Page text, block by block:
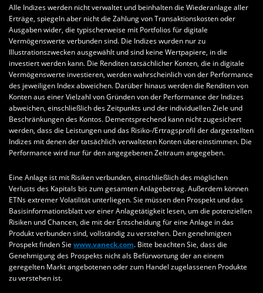
Alle Indizes werden nicht verwaltet und beinhalten die Wiederanlage aller
Erträge, spiegeln aber nicht die Zahlung von Transaktionskosten oder
Ausgaben wider, die typischerweise mit Portfolios für digitale
Vermögenswerte verbunden sind. Die Indizes wurden nur zu
Illustrationszwecken ausgewählt und sind keine Wertpapiere, in die
investiert werden kann. Die Renditen tatsächlicher Konten, die in digitale
Vermögenswerte investieren, werden wahrscheinlich von der Performance
des jeweiligen Index abweichen. Darüber hinaus werden die Renditen von
Konten aus einer Vielzahl von Gründen von der Performance der Indizes
abweichen, einschließlich des Zeitpunkts und der individuellen Ziele und
Beschränkungen des Kontos. Dementsprechend kann nicht zugesichert
werden, dass die Leistungen und das Risiko-/Ertragsprofil der dargestellten
Indizes mit denen der tatsächlich verwalteten Konten übereinstimmen. Die
Performance wird nur für den angegebenen Zeitraum angegeben.
Eine Anlage ist mit Risiken verbunden, einschließlich des möglichen
Verlusts des Kapitals bis zum gesamten Anlagebetrag. Außerdem können
ETNs extremer Volatilität unterliegen. Sie müssen den Prospekt und das
Basisinformationsblatt vor einer Anlagetätigkeit lesen, um die potenziellen
Risiken und Chancen, die mit der Entscheidung für eine Anlage in das
Produkt verbunden sind, vollständig zu verstehen. Den genehmigten
Prospekt finden Sie www.vaneck.com. Bitte beachten Sie, dass die
Genehmigung des Prospekts nicht als Befürwortung der an einem
geregelten Markt angebotenen oder zum Handel zugelassenen Produkte
zu verstehen ist.